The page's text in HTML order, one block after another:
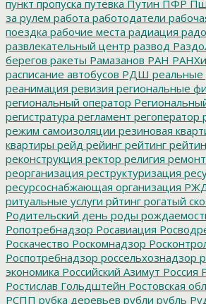
пункт пропуска путевка Путин ПФР
за рулем работа работодатели
поездка рабочие места радиация
развлекательный центр развод
берегов ракеты Рамазанов РАН
расписание автобусов РДШ
реанимация ревизия региональные
региональный оператор
регистратура регламент регоператор
режим самоизоляции резиновая
квартиры рейд рейинг рейтинг
реконструкция ректор религия ремонт
реорганизация реструктуризация
ресурсоснабжающая организация РЖД
ритуальные услуги рйтинг рогатый
Родительский день роды
Ропотребнадзор Росавиация
Роскачество Роскомнадзор
Роспотребнадзор россельхознадзор
экономика Российский Азимут Россия
Ростислав Гольдштейн Ростовская
РСПП рубка деревьев рубли рубль